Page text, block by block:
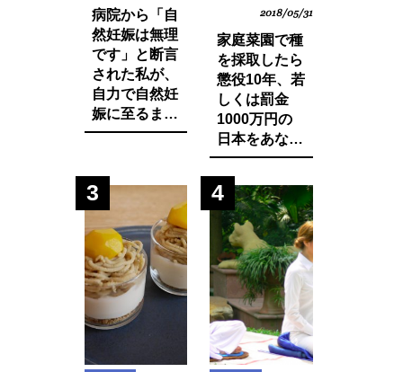
病院から「自
然妊娠は無理
です」と断言
された私が、
自力で自然妊
娠に至るまで
に実践した生
物の改善・身
体の変化につ
いてお話しし
ます。
2018/05/31
家庭菜園で種
を採取したら
懲役10年、若
しくは罰金
1000万円の
日本をあなた
は想像できま
すか？今まで
登録品種のみ
禁止されてい
た種採りや脇
芽挿しが原則
禁止の方向
に・・？
3 4